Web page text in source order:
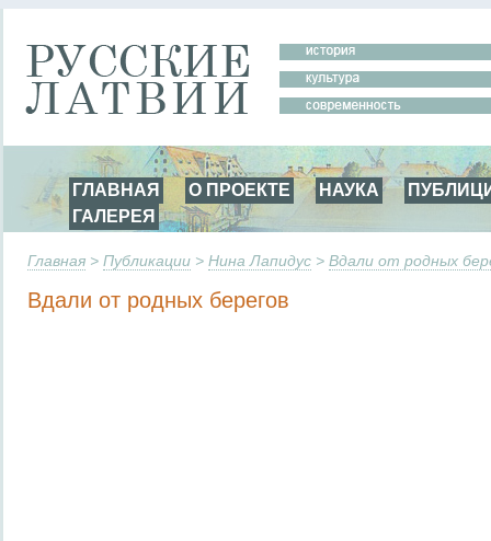
ГЛАВНАЯ О ПРОЕКТЕ НАУКА
ГАЛЕРЕЯ
Главная > Публикации > Нина Лапидус > Вдали от родных
Вдали от родных берегов